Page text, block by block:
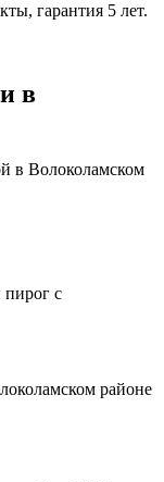
гарантия 5 лет.
в
с